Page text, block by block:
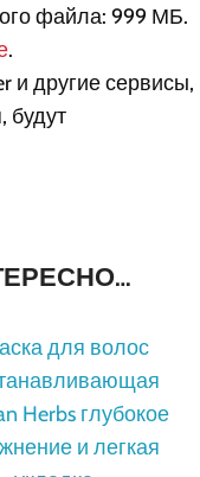
файла: 999 МБ.
.
и другие сервисы,
будут